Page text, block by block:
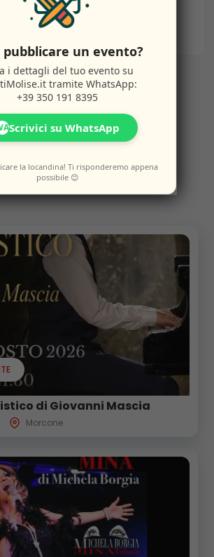
SEPINO
AltriEventi
anche amare questi eventi.
di Giovanni Mascia
Morcone
pubblicare un evento?
i dettagli del tuo evento su
tramite WhatsApp:
+39 350 191 8395
Scrivici su WhatsApp
la locandina! Ti risponderemo appena
possibile 😊